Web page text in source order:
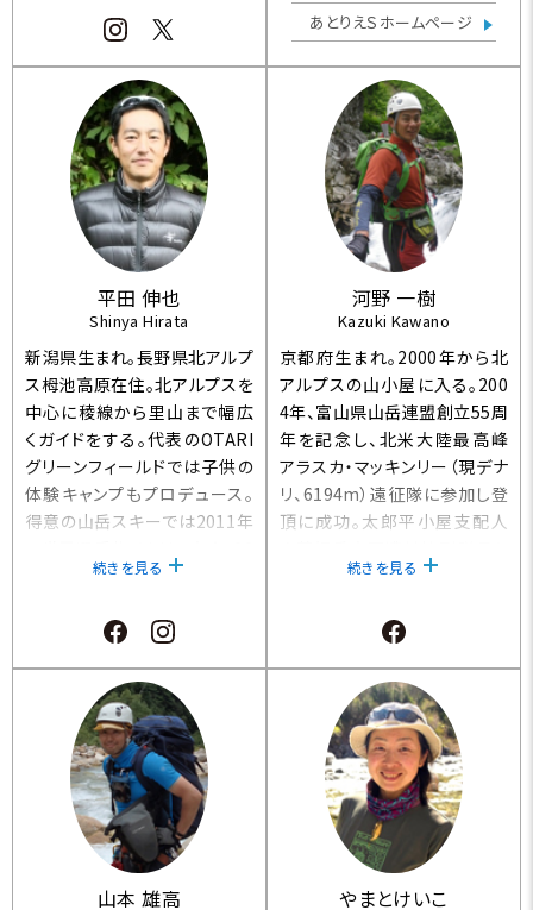
ルダリングなどもはじめる。ア
般誌ではアウトドア・コーディネ
イターとしても活動をしている。
ガールズ・アウトドア・ユニット
mijinco（ミジンコ）所属。
る。【「あとりえＳ」代表・全日本
員・公認指導員・A級検定員】
あとりえＳホームページ
平田 伸也
Shinya Hirata
新潟県生まれ。長野県北アルプ
ス栂池高原在住。北アルプスを
中心に稜線から里山まで幅広
くガイドをする。代表のOTARI
グリーンフィールドでは子供の
体験キャンプもプロデュース。
得意の山岳スキーでは2011年
12年のスイスPDGと海外のビ
加。夏、冬問わず山を歩き周る
という顔も併せ持つ。 【信州登
山案内人組合所属ガイド・OTA
RIグリーンフィールド代表・長
野県北アルプス遭難対策防止
協会隊員・古道・塩の道ガイド】
続きを見る
河野 一樹
Kazuki Kawano
京都府生まれ。2000年から北
アルプスの山小屋に入る。200
4年、富山県山岳連盟創立55周
年を記念し、北米大陸最高峰
アラスカ・マッキンリー（現デナ
リ、6194m）遠征隊に参加し登
頂に成功。太郎平小屋支配人
して、黒部源流域の登山を第一
は八ヶ岳黒百合ヒュッテに勤
山道整備、山岳救助、ときにガ
イドと何でもこなすエキスパー
ト。短い山小屋のオフシーズン
を使って、日本100名山目指し、
現在85座登頂。
続きを見る
山本 雄高 やまとけいこ